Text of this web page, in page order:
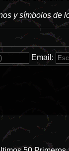
y símbolos de
Email: